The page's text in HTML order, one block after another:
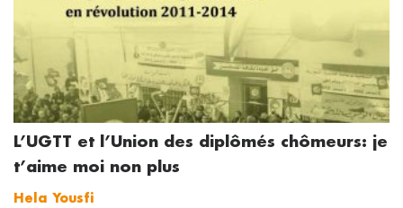
L’UGTT et l’Union des diplômés chômeurs: je
t’aime moi non plus
Hela Yousfi